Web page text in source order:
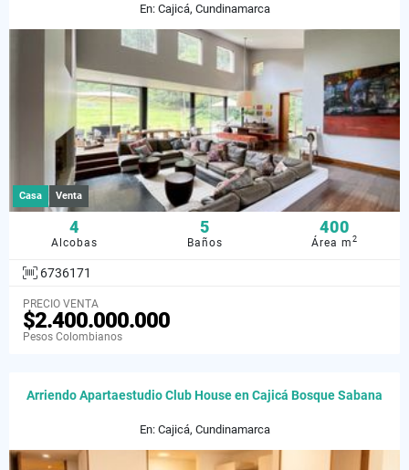
En: Cajicá, Cundinamarca
Casa Venta
4
Alcobas
5
Baños
400
Área m2
6736171
PRECIO VENTA
$2.400.000.000
Pesos Colombianos
Arriendo Apartaestudio Club House en Cajicá Bosque Sabana
En: Cajicá, Cundinamarca